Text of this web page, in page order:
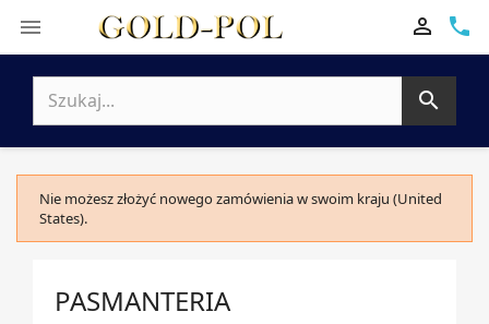
 phone


Nie możesz złożyć nowego zamówienia w swoim kraju (United
States).
PASMANTERIA